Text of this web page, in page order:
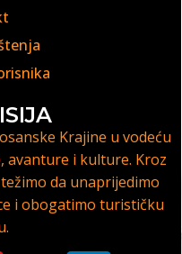
Krajine u vodeću
avanture i kulture. Kroz
da unaprijedimo
i obogatimo turističku